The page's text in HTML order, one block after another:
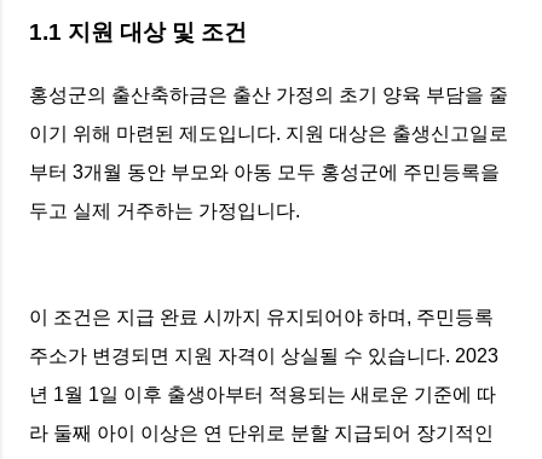
1.1 지원 대상 및 조건
홍성군의 출산축하금은 출산 가정의 초기 양육 부담을 줄
이기 위해 마련된 제도입니다. 지원 대상은 출생신고일로
부터 3개월 동안 부모와 아동 모두 홍성군에 주민등록을
두고 실제 거주하는 가정입니다.
이 조건은 지급 완료 시까지 유지되어야 하며, 주민등록
주소가 변경되면 지원 자격이 상실될 수 있습니다. 2023
년 1월 1일 이후 출생아부터 적용되는 새로운 기준에 따
라 둘째 아이 이상은 연 단위로 분할 지급되어 장기적인